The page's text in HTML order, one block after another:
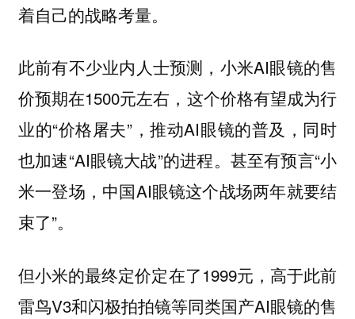
着自己的战略考量。
此前有不少业内人士预测，小米AI眼镜的售
价预期在1500元左右，这个价格有望成为行
业的“价格屠夫”，推动AI眼镜的普及，同时
也加速“AI眼镜大战”的进程。甚至有预言“小
米一登场，中国AI眼镜这个战场两年就要结
束了”。
但小米的最终定价定在了1999元，高于此前
雷鸟V3和闪极拍拍镜等同类国产AI眼镜的售